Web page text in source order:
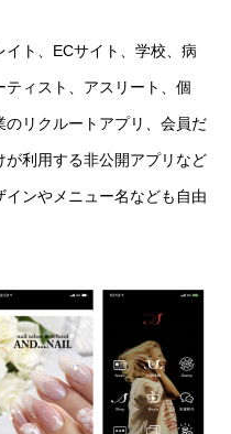
ト、ECサイト、学校、病
ィスト、アスリート、個
のリクルートアプリ、会員だ
利用する非公開アプリなど
ンやメニュー名なども自由